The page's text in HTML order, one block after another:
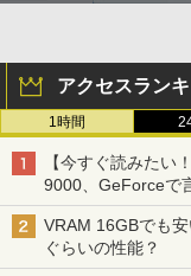
アクセスラン
1時間
【今すぐ読みたい
9000、GeForceで
VRAM 16GBでも
ぐらいの性能？